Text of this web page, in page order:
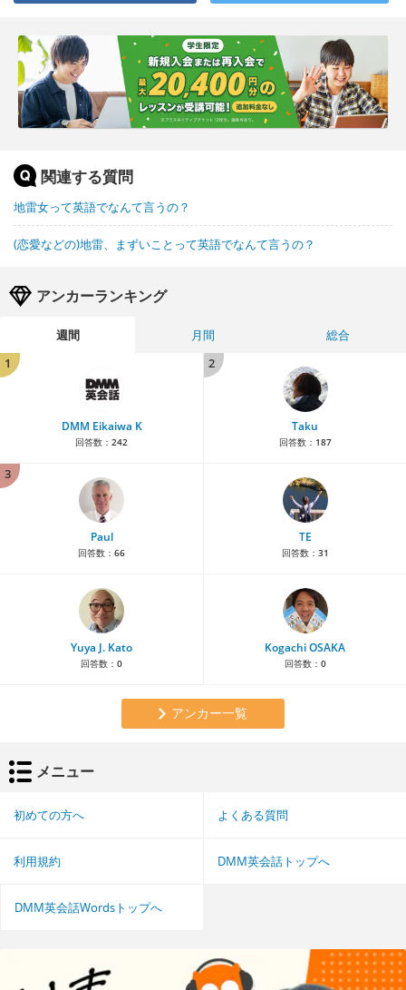
関連する質問
地雷女って英語でなんて言うの？
(恋愛などの)地雷、まずいことって英語でなんて言うの？
アンカーランキング
週間 月間
総合
1
DMM Eikaiwa K
回答数： 242
2
Taku
回答数： 187
3
Paul
回答数： 66
TE
回答数： 31
Yuya J. Kato
回答数： 0
Kogachi OSAKA
回答数： 0
アンカー一覧
メニュー
初めての方へ よくある質問
利用規約 DMM英会話トップへ
DMM英会話Wordsトップへ